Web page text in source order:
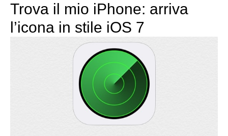
Trova il mio iPhone: arriva
l’icona in stile iOS 7